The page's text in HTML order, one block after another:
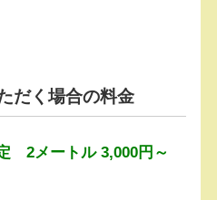
だく場合の料金
2メートル 3,000円～